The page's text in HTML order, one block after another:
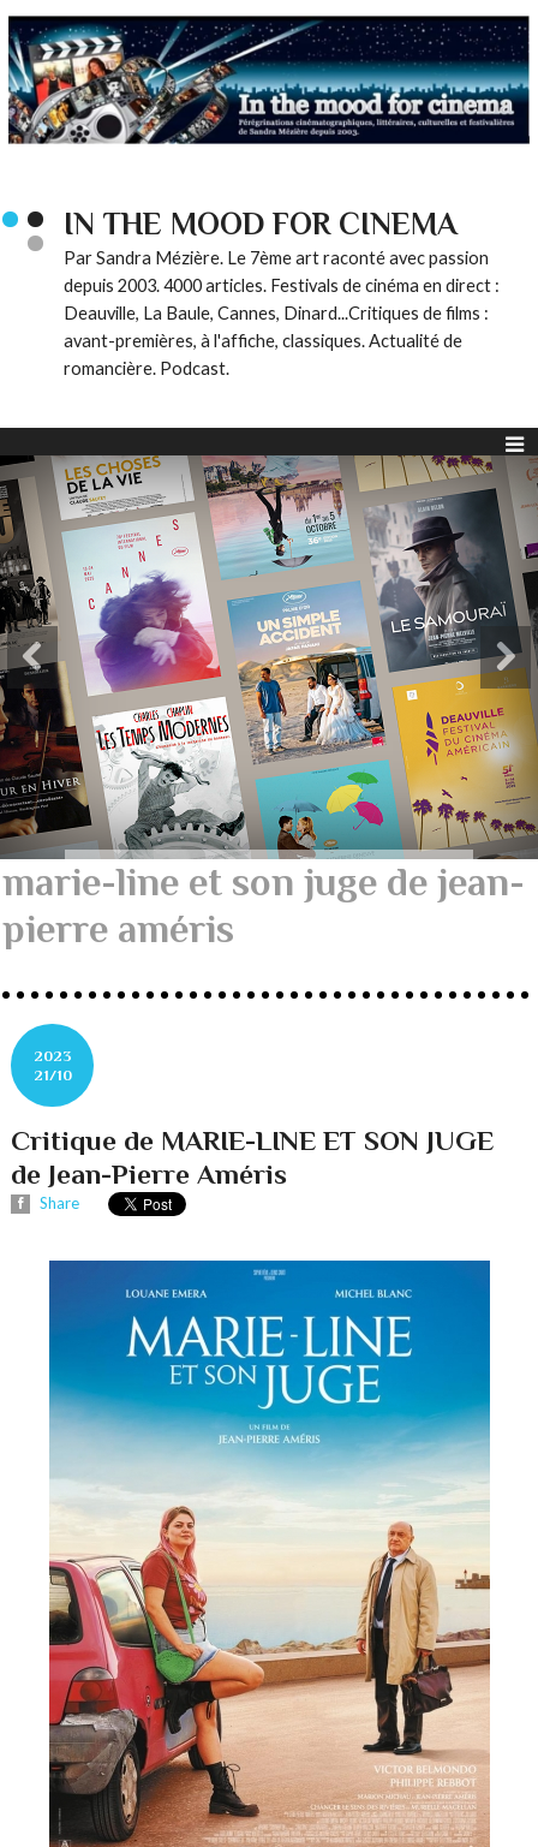
IN THE MOOD FOR CINEMA
Par Sandra Mézière. Le 7ème art raconté avec passion
depuis 2003. 4000 articles. Festivals de cinéma en direct :
Deauville, La Baule, Cannes, Dinard...Critiques de films :
avant-premières, à l'affiche, classiques. Actualité de
romancière. Podcast.
marie-line et son juge de jean-
pierre améris
2023
21/10
Critique de MARIE-LINE ET SON JUGE
de Jean-Pierre Améris
Share